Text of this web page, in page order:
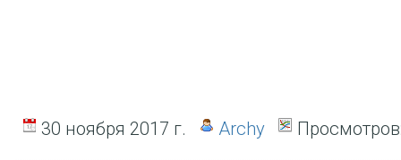
30 ноября 2017 г. Archy